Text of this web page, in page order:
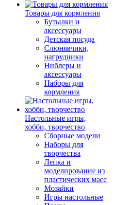
Товары для кормления
Бутылки и
аксессуары
Детская посуда
Слюнявчики,
нагрудники
Ниблеры и
аксессуары
Наборы для
кормления
Настольные игры,
хобби, творчество
Сборные модели
Наборы для
творчества
Лепка и
моделирование из
пластических масс
Мозайки
Игры настольные